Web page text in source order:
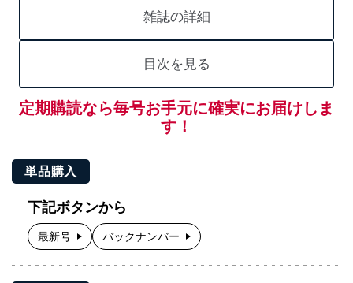
雑誌の詳細
目次を見る
定期購読なら毎号お手元に確実にお届けしま
す！
単品購入
下記ボタンから
最新号 バックナンバー